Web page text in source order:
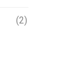
(2)